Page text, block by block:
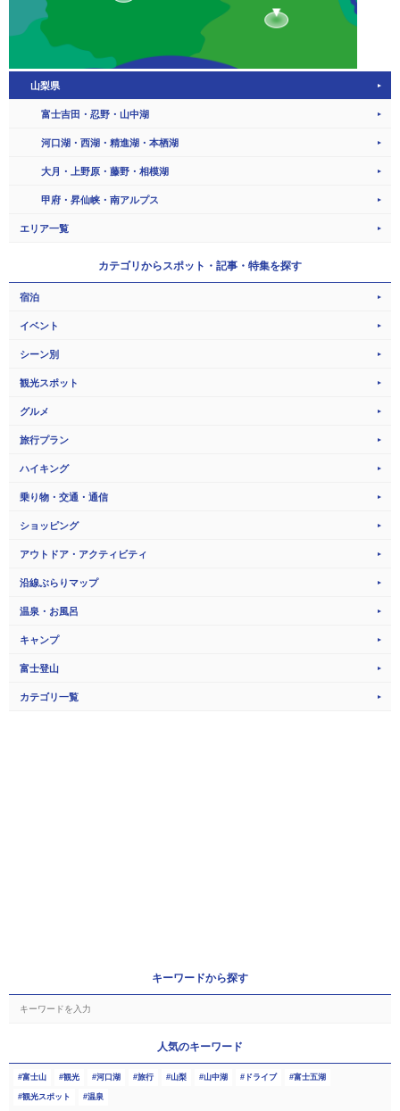
山梨県
富士吉田・忍野・山中湖
河口湖・西湖・精進湖・本栖湖
大月・上野原・藤野・相模湖
甲府・昇仙峡・南アルプス
エリア一覧
カテゴリからスポット・記事・特集を探す
宿泊
イベント
シーン別
観光スポット
グルメ
旅行プラン
ハイキング
乗り物・交通・通信
ショッピング
アウトドア・アクティビティ
沿線ぶらりマップ
温泉・お風呂
キャンプ
富士登山
カテゴリ一覧
キーワードから探す
人気のキーワード
富士山 観光 河口湖 旅行 山梨 山中湖 ドライブ 富士五湖
観光スポット 温泉